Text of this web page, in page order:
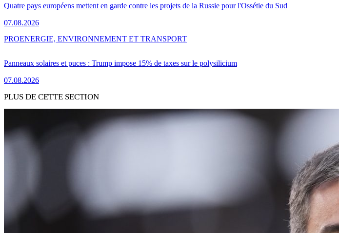
Quatre pays européens mettent en garde contre les projets de la Russie pour l'Ossétie du Sud
07.08.2026
Panneaux solaires et puces : Trump impose 15% de taxes sur le polysilicium
07.08.2026
PROENERGIE, ENVIRONNEMENT ET TRANSPORT
PLUS DE CETTE SECTION